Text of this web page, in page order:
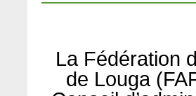
La Fédération
de Louga